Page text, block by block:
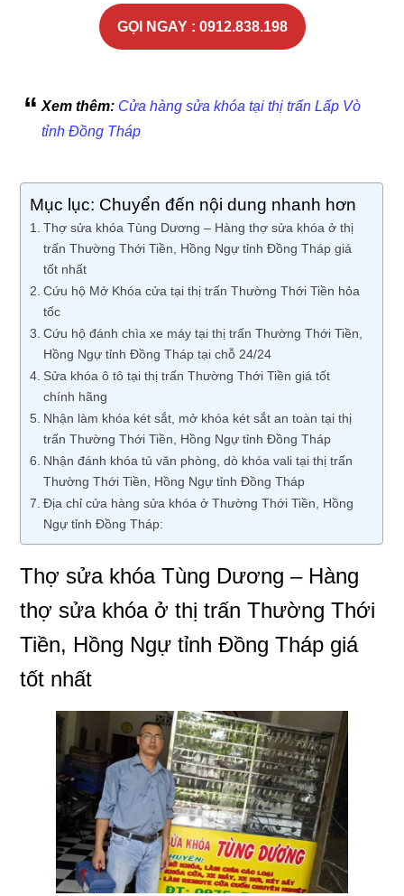
GỌI NGAY : 0912.838.198
Xem thêm: Cửa hàng sửa khóa tại thị trấn Lấp Vò
tỉnh Đồng Tháp
Mục lục: Chuyển đến nội dung nhanh hơn
Thợ sửa khóa Tùng Dương – Hàng thợ sửa khóa ở thị
trấn Thường Thới Tiền, Hồng Ngự tỉnh Đồng Tháp giá
tốt nhất
Cứu hộ Mở Khóa cửa tại thị trấn Thường Thới Tiền hỏa
tốc
Cứu hộ đánh chìa xe máy tại thị trấn Thường Thới Tiền,
Hồng Ngự tỉnh Đồng Tháp tại chỗ 24/24
Sửa khóa ô tô tại thị trấn Thường Thới Tiền giá tốt
chính hãng
Nhận làm khóa két sắt, mở khóa két sắt an toàn tại thị
trấn Thường Thới Tiền, Hồng Ngự tỉnh Đồng Tháp
Nhận đánh khóa tủ văn phòng, dò khóa vali tại thị trấn
Thường Thới Tiền, Hồng Ngự tỉnh Đồng Tháp
Địa chỉ cửa hàng sửa khóa ở Thường Thới Tiền, Hồng
Ngự tỉnh Đồng Tháp:
Thợ sửa khóa Tùng Dương – Hàng
thợ sửa khóa ở thị trấn Thường Thới
Tiền, Hồng Ngự tỉnh Đồng Tháp giá
tốt nhất